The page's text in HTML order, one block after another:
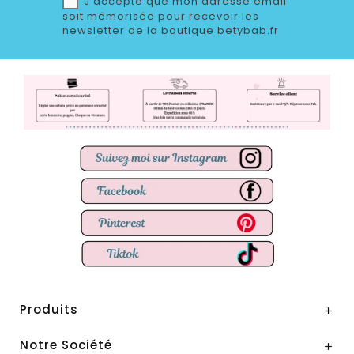
soit mémorisée pour recevoir les
newsletter de la boutique betybab.fr
Produits 
Notre Société 